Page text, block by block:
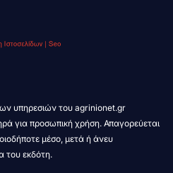
υπηρεσιών του agrinionet.gr
για προσωπική χρήση. Απαγορεύεται
μέσο, μετά ή άνευ
του εκδότη.